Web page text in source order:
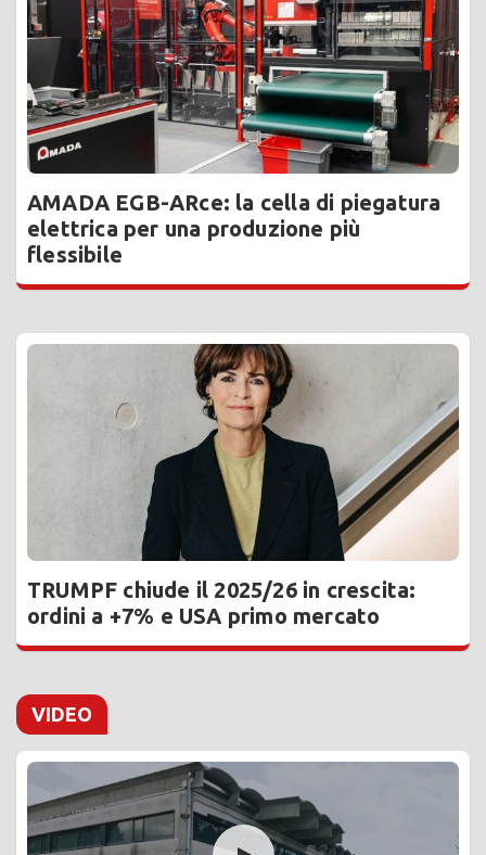
AMADA EGB-ARce: la cella di piegatura
elettrica per una produzione più
flessibile
TRUMPF chiude il 2025/26 in crescita:
ordini a +7% e USA primo mercato
VIDEO